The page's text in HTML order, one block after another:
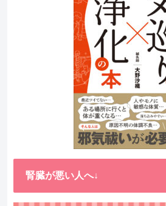
腎臓が悪い人へ↓